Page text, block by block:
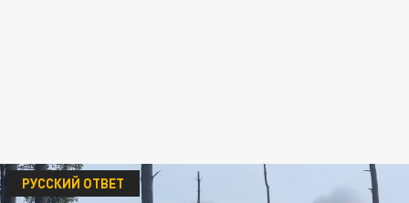
РУССКИЙ ОТВЕТ